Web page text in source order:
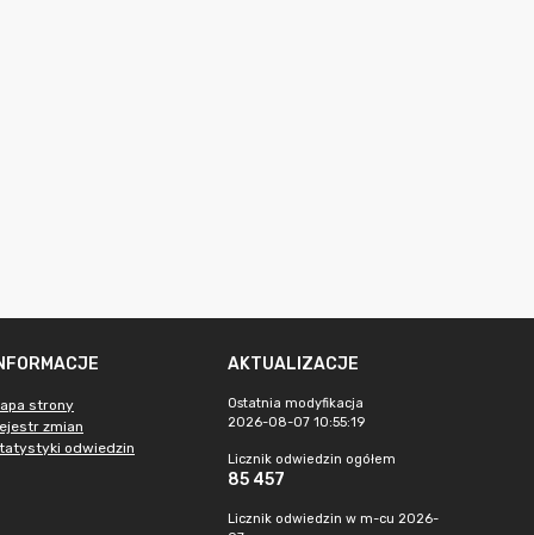
strony
zmian
odwiedzin
AKTUALIZACJE
Ostatnia modyfikacja
2026-08-07 10:55:19
Licznik odwiedzin ogółem
85 457
Licznik odwiedzin w m-cu 2026-